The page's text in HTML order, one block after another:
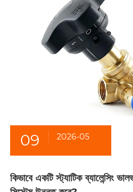
09 2026-05
কিভাবে একটি স্ট্যাটিক ব্যালেন্সিং